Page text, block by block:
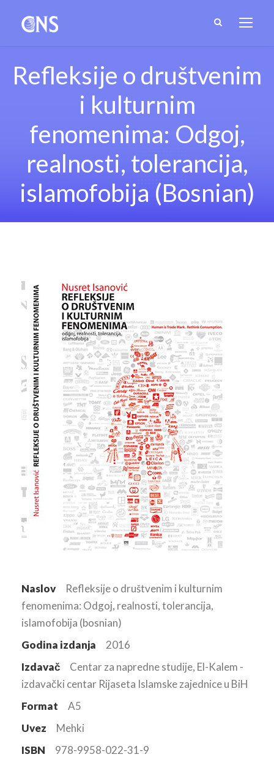
Refleksije o društvenim
i kulturnim
fenomenima: Odgoj,
realnosti, tolerancija,
islamofobija (Bosnian)
Naslov
Refleksije o društvenim i kulturnim
fenomenima: Odgoj, realnosti, tolerancija,
islamofobija (bosnian)
Godina izdanja
2016
Izdavač
Centar za napredne studije, El-Kalem -
izdavački centar Rijaseta Islamske zajednice u BiH
Format
A5
Uvez
Mehki
ISBN
978-9958-022-31-9